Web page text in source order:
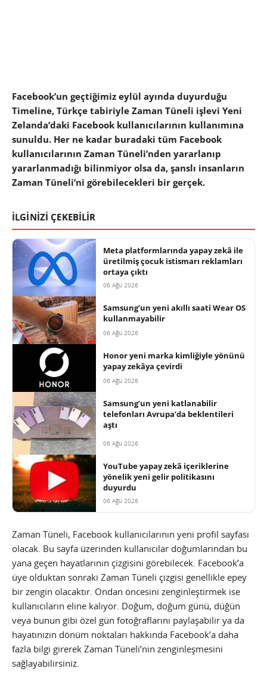
Facebook’un geçtiğimiz eylül ayında duyurduğu
Timeline, Türkçe tabiriyle Zaman Tüneli işlevi Yeni
Zelanda’daki Facebook kullanıcılarının kullanımına
sunuldu. Her ne kadar buradaki tüm Facebook
kullanıcılarının Zaman Tüneli’nden yararlanıp
yararlanmadığı bilinmiyor olsa da, şanslı insanların
Zaman Tüneli’ni görebilecekleri bir gerçek.
İLGİNİZİ ÇEKEBİLİR
Meta platformlarında yapay zekâ ile
üretilmiş çocuk istismarı reklamları
ortaya çıktı
06 Ağu 2026
Samsung’un yeni akıllı saati Wear OS
kullanmayabilir
06 Ağu 2026
Honor yeni marka kimliğiyle yönünü
yapay zekâya çevirdi
06 Ağu 2026
Samsung’un yeni katlanabilir
telefonları Avrupa’da beklentileri
aştı
06 Ağu 2026
YouTube yapay zekâ içeriklerine
yönelik yeni gelir politikasını
duyurdu
06 Ağu 2026
Zaman Tüneli, Facebook kullanıcılarının yeni profil sayfası
olacak. Bu sayfa üzerinden kullanıcılar doğumlarından bu
yana geçen hayatlarının çizgisini görebilecek. Facebook’a
üye olduktan sonraki Zaman Tüneli çizgisi genellikle epey
bir zengin olacaktır. Ondan öncesini zenginleştirmek ise
kullanıcıların eline kalıyor. Doğum, doğum günü, düğün
veya bunun gibi özel gün fotoğraflarını paylaşabilir ya da
hayatınızın dönüm noktaları hakkında Facebook’a daha
fazla bilgi girerek Zaman Tüneli’nin zenginleşmesini
sağlayabilirsiniz.